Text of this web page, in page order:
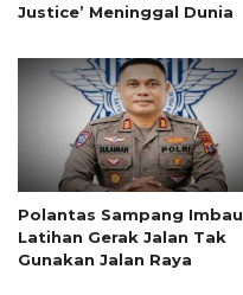
Justice’ Meninggal Dunia
Polantas Sampang Imbau
Latihan Gerak Jalan Tak
Gunakan Jalan Raya